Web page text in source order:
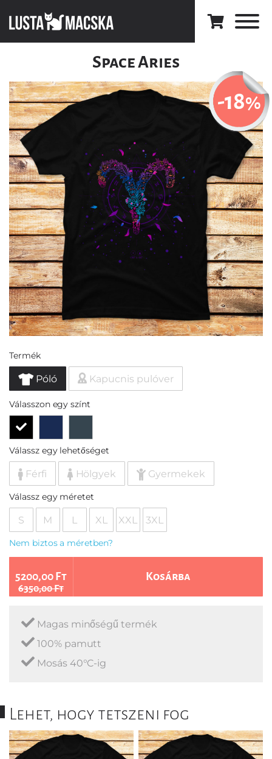
Space Aries
-18%
Termék
Póló Kapucnis pulóver
Válasszon egy színt
Válassz egy lehetőséget
Férfi Hölgyek Gyermekek
Válassz egy méretet
S M L XL XXL 3XL
Nem biztos a méretben?
5200,00 Ft
6350,00 Ft
Kosárba
Magas minőségű termék
100% pamutt
Mosás 40°C-ig
Lehet, hogy tetszeni fog